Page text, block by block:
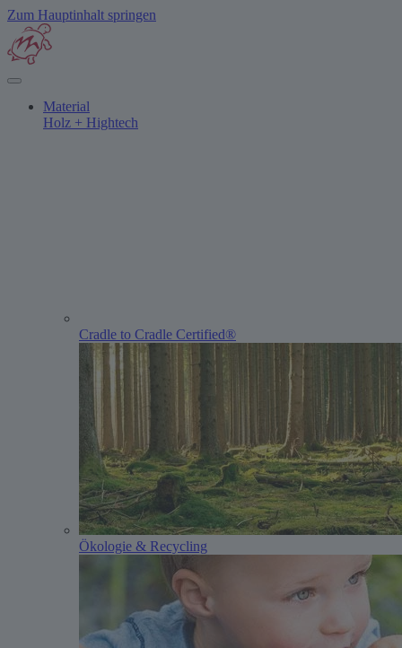
Zum Hauptinhalt springen
Material
Holz + Hightech
Cradle to Cradle Certified®
Ökologie & Recycling